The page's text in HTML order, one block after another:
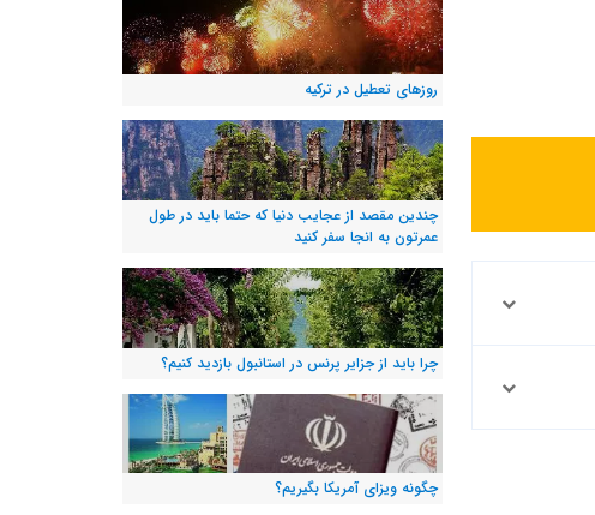
روزهای تعطیل در ترکیه
چندین مقصد از عجایب دنیا که حتما باید در طول
عمرتون به انجا سفر کنید
چرا باید از جزایر پرنس در استانبول بازدید کنیم؟
چگونه ویزای آمریکا بگیریم؟